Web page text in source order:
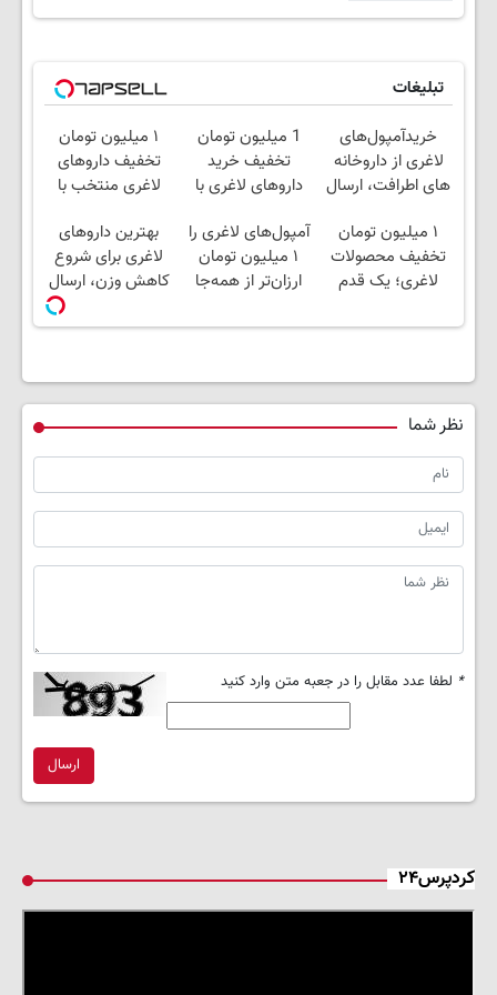
تبلیغات
خریدآمپول‌های
لاغری از داروخانه
های اطرافت، ارسال
یخ!
1 میلیون تومان
تخفیف خرید
داروهای لاغری با
پک یخ!
۱ میلیون تومان
تخفیف داروهای
لاغری منتخب با
نزدیکت
۱ میلیون تومان
تخفیف محصولات
لاغری؛ یک قدم
کاهش وزن
آمپول‌های لاغری را
۱ میلیون تومان
ارزان‌تر از همه‌جا
بهترین داروهای
لاغری برای شروع
کاهش وزن، ارسال
از داروخانه های
نزدیکت!
نظر شما
* لطفا عدد مقابل را در جعبه متن وارد کنید
ارسال
کردپرس۲۴